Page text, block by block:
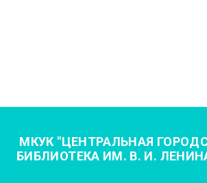
МКУК "ЦЕНТРАЛЬНАЯ
БИБЛИОТЕКА ИМ. В. И.